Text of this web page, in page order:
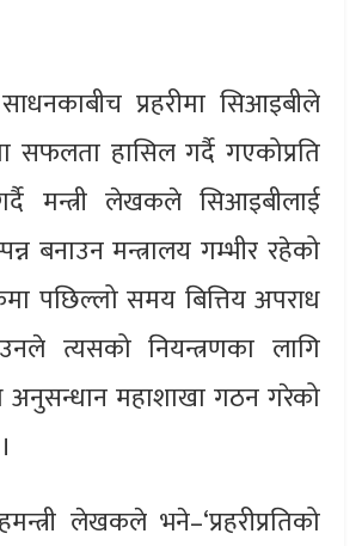
प्रहरीमा सिआइबीले
सफलता हासिल गर्दै गएकोप्रति
मन्त्री लेखकले सिआइबीलाई
बनाउन मन्त्रालय गम्भीर रहेको
पछिल्लो समय बित्तिय अपराध
त्यसको नियन्त्रणका लागि
अनुसन्धान महाशाखा गठन गरेको
लेखकले भने–‘प्रहरीप्रतिको